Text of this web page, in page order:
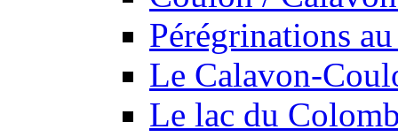
Pérégrinations
Le Calavon-
Le lac du